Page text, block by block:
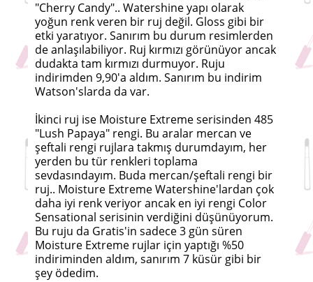
"Cherry Candy".. Watershine yapı olarak
yoğun renk veren bir ruj değil. Gloss gibi bir
etki yaratıyor. Sanırım bu durum resimlerden
de anlaşılabiliyor. Ruj kırmızı görünüyor ancak
dudakta tam kırmızı durmuyor. Ruju
indirimden 9,90'a aldım. Sanırım bu indirim
Watson'slarda da var.
İkinci ruj ise Moisture Extreme serisinden 485
"Lush Papaya" rengi. Bu aralar mercan ve
şeftali rengi rujlara takmış durumdayım, her
yerden bu tür renkleri toplama
sevdasındayım. Buda mercan/şeftali rengi bir
ruj.. Moisture Extreme Watershine'lardan çok
daha iyi renk veriyor ancak en iyi rengi Color
Sensational serisinin verdiğini düşünüyorum.
Bu ruju da Gratis'in sadece 3 gün süren
Moisture Extreme rujlar için yaptığı %50
indiriminden aldım, sanırım 7 küsür gibi bir
şey ödedim.